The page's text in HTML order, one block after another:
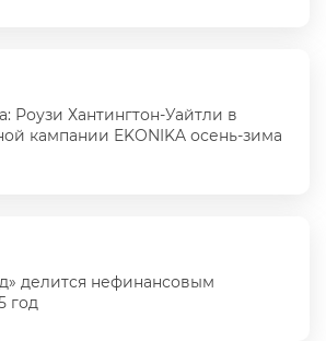
Роузи Хантингтон-Уайтли в
кампании EKONIKA осень-зима
делится нефинансовым
год